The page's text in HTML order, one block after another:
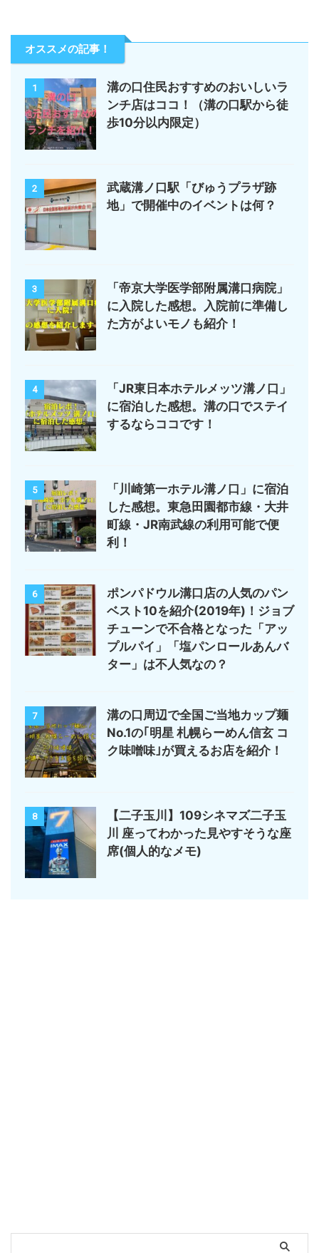
オススメの記事！
1
溝の口住民おすすめのおいしいラ
ンチ店はココ！（溝の口駅から徒
歩10分以内限定）
2
武蔵溝ノ口駅「びゅうプラザ跡
地」で開催中のイベントは何？
3
「帝京大学医学部附属溝口病院」
に入院した感想。入院前に準備し
た方がよいモノも紹介！
4
「JR東日本ホテルメッツ溝ノ口」
に宿泊した感想。溝の口でステイ
するならココです！
5
「川崎第一ホテル溝ノ口」に宿泊
した感想。東急田園都市線・大井
町線・JR南武線の利用可能で便
利！
6
ポンパドウル溝口店の人気のパン
ベスト10を紹介(2019年)！ジョブ
チューンで不合格となった「アッ
プルパイ」「塩パンロールあんバ
ター」は不人気なの？
7
溝の口周辺で全国ご当地カップ麺
No.1の｢明星 札幌らーめん信玄 コ
ク味噌味｣が買えるお店を紹介！
8
【二子玉川】109シネマズ二子玉
川 座ってわかった見やすそうな座
席(個人的なメモ)